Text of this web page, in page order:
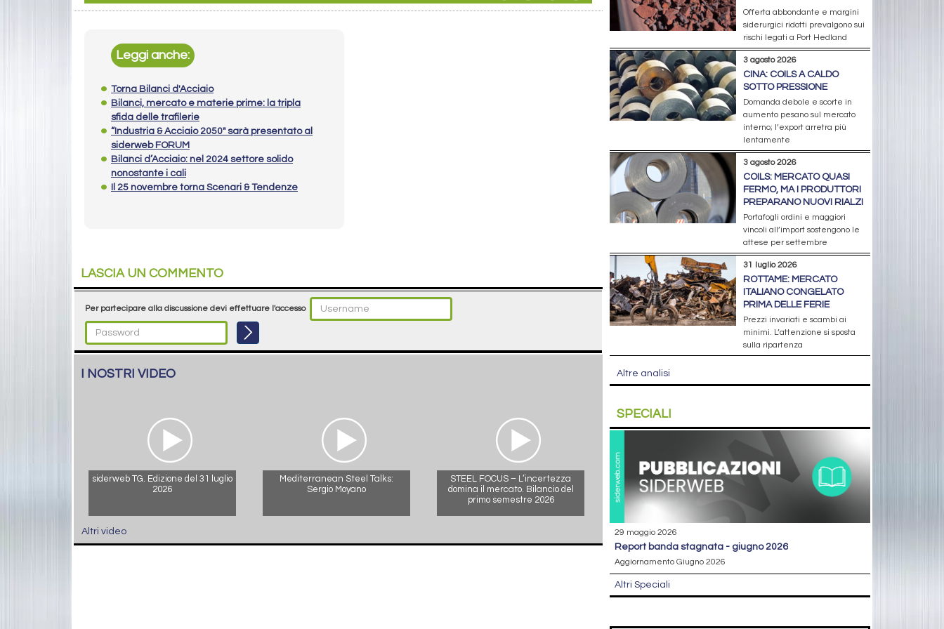
Leggi anche:
Torna Bilanci d'Acciaio
Bilanci, mercato e materie prime: la tripla
sfida delle trafilerie
“Industria & Acciaio 2050" sarà presentato al
siderweb FORUM
Bilanci d’Acciaio: nel 2024 settore solido
nonostante i cali
Il 25 novembre torna Scenari & Tendenze
LASCIA UN COMMENTO
Per partecipare alla discussione devi effettuare l'accesso
I NOSTRI VIDEO
siderweb TG. Edizione del 31 luglio
2026
Mediterranean Steel Talks:
Sergio Moyano
STEEL FOCUS – L’incertezza
domina il mercato. Bilancio del
primo semestre 2026
Altri video
Offerta abbondante e margini
siderurgici ridotti prevalgono sui
rischi legati a Port Hedland
3 agosto 2026
CINA: COILS A CALDO
SOTTO PRESSIONE
Domanda debole e scorte in
aumento pesano sul mercato
interno; l’export arretra più
lentamente
3 agosto 2026
COILS: MERCATO QUASI
FERMO, MA I PRODUTTORI
PREPARANO NUOVI RIALZI
Portafogli ordini e maggiori
vincoli all’import sostengono le
attese per settembre
31 luglio 2026
ROTTAME: MERCATO
ITALIANO CONGELATO
PRIMA DELLE FERIE
Prezzi invariati e scambi ai
minimi. L’attenzione si sposta
sulla ripartenza
Altre analisi
SPECIALI
29 maggio 2026
report banda stagnata - giugno 2026
Aggiornamento Giugno 2026
Altri Speciali